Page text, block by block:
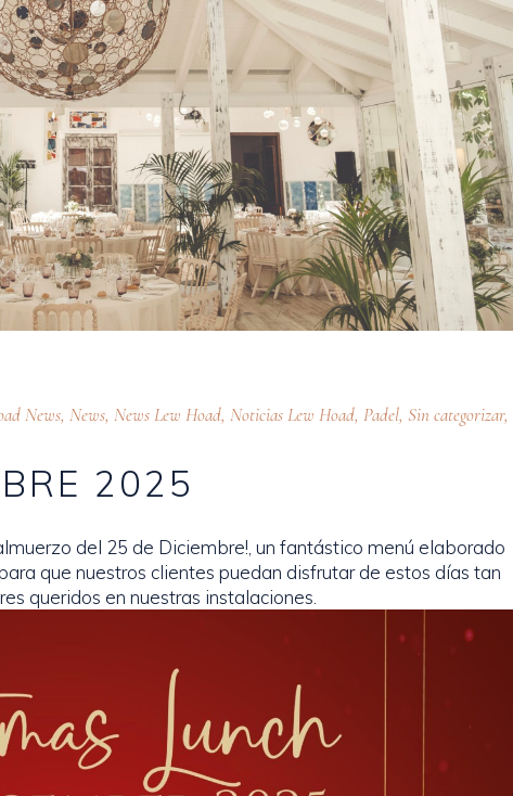
News, News, News Lew Hoad, Noticias Lew Hoad, Padel, Sin categorizar,
2025
del 25 de Diciembre!, un fantástico menú elaborado
que nuestros clientes puedan disfrutar de estos días tan
queridos en nuestras instalaciones.